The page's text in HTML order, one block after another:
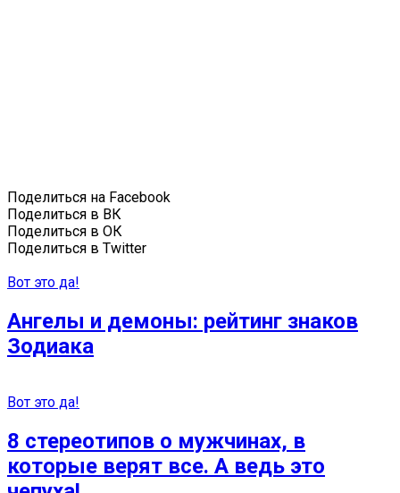
Поделиться на Facebook
Поделиться в ВК
Поделиться в ОК
Поделиться в Twitter
Вот это да!
Ангелы и демоны: рейтинг знаков
Зодиака
Вот это да!
8 стереотипов о мужчинах, в
которые верят все. А ведь это